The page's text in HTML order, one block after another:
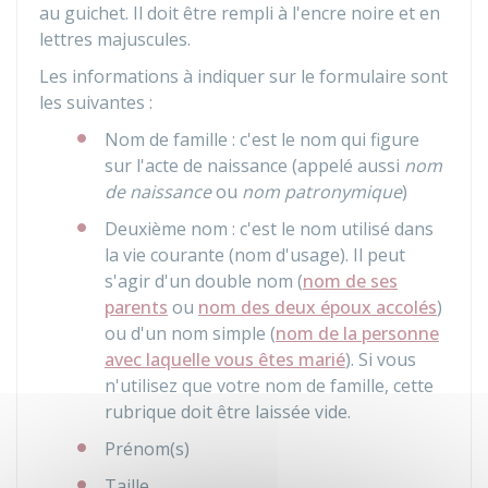
au guichet. Il doit être rempli à l'encre noire et en
lettres majuscules.
Les informations à indiquer sur le formulaire sont
les suivantes :
Nom de famille : c'est le nom qui figure
sur l'acte de naissance (appelé aussi nom
de naissanceou nom patronymique)
Deuxième nom : c'est le nom utilisé dans
la vie courante (nom d'usage). Il peut
s'agir d'un double nom (nom de ses
parents ou nom des deux époux accolés)
ou d'un nom simple (nom de la personne
avec laquelle vous êtes marié). Si vous
n'utilisez que votre nom de famille, cette
rubrique doit être laissée vide.
Prénom(s)